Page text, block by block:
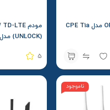
مودم 5G اوپو | OPPO مدل CPE T1a
(UNLOCK) مدل TF-i60 G1
5
ناموجود